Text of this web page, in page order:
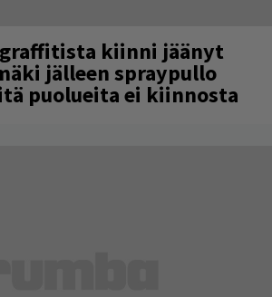
kiinni jäänyt
jälleen spraypullo
puolueita ei kiinnosta